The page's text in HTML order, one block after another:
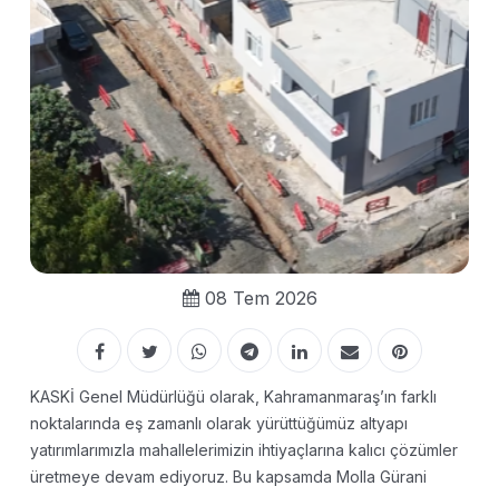
08 Tem 2026
KASKİ Genel Müdürlüğü olarak, Kahramanmaraş’ın farklı
noktalarında eş zamanlı olarak yürüttüğümüz altyapı
yatırımlarımızla mahallelerimizin ihtiyaçlarına kalıcı çözümler
üretmeye devam ediyoruz. Bu kapsamda Molla Gürani